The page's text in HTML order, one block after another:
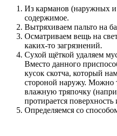
Из карманов (наружных
содержимое.
Вытряхиваем пальто на
Осматриваем вещь на
каких-то загрязнений.
Сухой щёткой удаляем
Вместо данного
кусок скотча, который
стороной наружу. Можно
влажную тряпочку
протирается поверхность
Определяемся со